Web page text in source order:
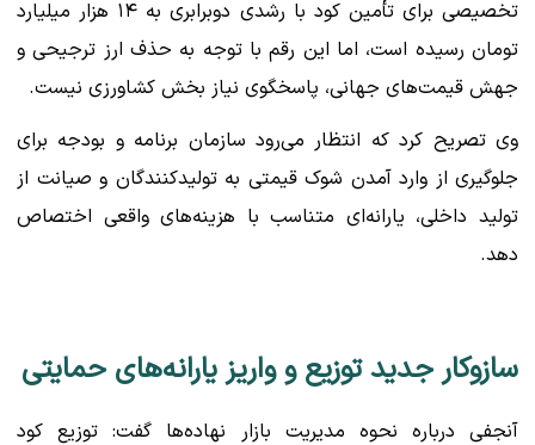
تخصیصی برای تأمین کود با رشدی دوبرابری به ۱۴ هزار میلیارد
تومان رسیده است، اما این رقم با توجه به حذف ارز ترجیحی و
جهش قیمت‌های جهانی، پاسخگوی نیاز بخش کشاورزی نیست.
وی تصریح کرد که انتظار می‌رود سازمان برنامه و بودجه برای
جلوگیری از وارد آمدن شوک قیمتی به تولیدکنندگان و صیانت از
تولید داخلی، یارانه‌ای متناسب با هزینه‌های واقعی اختصاص
دهد.
سازوکار جدید توزیع و واریز یارانه‌های حمایتی
آنجفی درباره نحوه مدیریت بازار نهاده‌ها گفت: توزیع کود